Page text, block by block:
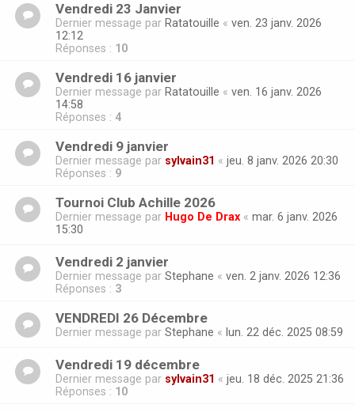
Vendredi 23 Janvier
Dernier message par Ratatouille « ven. 23 janv. 2026
12:12
Réponses : 10
Vendredi 16 janvier
Dernier message par Ratatouille « ven. 16 janv. 2026
14:58
Réponses : 4
Vendredi 9 janvier
Dernier message par sylvain31 « jeu. 8 janv. 2026 20:30
Réponses : 9
Tournoi Club Achille 2026
Dernier message par Hugo De Drax « mar. 6 janv. 2026
15:30
Vendredi 2 janvier
Dernier message par Stephane « ven. 2 janv. 2026 12:36
Réponses : 3
VENDREDI 26 Décembre
Dernier message par Stephane « lun. 22 déc. 2025 08:59
Vendredi 19 décembre
Dernier message par sylvain31 « jeu. 18 déc. 2025 21:36
Réponses : 10